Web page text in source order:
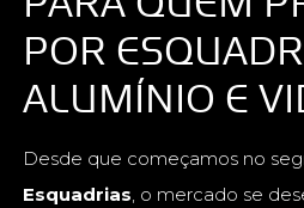
POR
ALUMÍNIO E
Desde que começamos no
Esquadrias, o mercado se